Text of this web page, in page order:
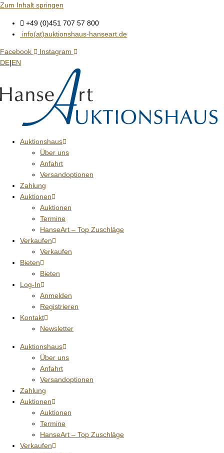
Zum Inhalt springen
+49 (0)451 707 57 800
info(at)auktionshaus-hanseart.de
Facebook
Instagram
DE EN
Auktionshaus
Über uns
Anfahrt
Versandoptionen
Zahlung
Auktionen
Auktionen
Termine
HanseArt – Top Zuschläge
Verkaufen
Verkaufen
Bieten
Bieten
Log-In
Anmelden
Registrieren
Kontakt
Newsletter
Auktionshaus
Über uns
Anfahrt
Versandoptionen
Zahlung
Auktionen
Auktionen
Termine
HanseArt – Top Zuschläge
Verkaufen